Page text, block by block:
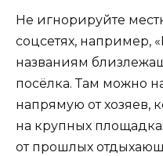
Не игнорируйте
соцсетях, например,
названиям
посёлка. Там можно
напрямую от хозяев,
на крупных
от прошлых